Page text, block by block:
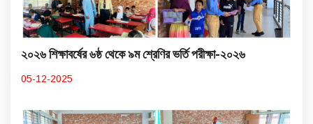
২০২৬ শিক্ষাবর্ষের ৬ষ্ঠ থেকে ৯ম শ্রেণির ভর্তি পরীক্ষা-২০২৬
05-12-2025